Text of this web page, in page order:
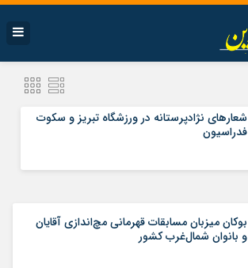
شعارهای نژادپرستانه در ورزشگاه تبریز و سکوت
فدراسیون
بوکان میزبان مسابقات قهرمانی مچ‌اندازی آقایان
و بانوان شمال‌غرب کشور